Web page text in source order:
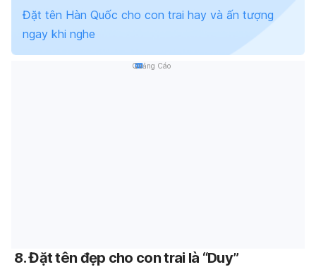
Đặt tên Hàn Quốc cho con trai hay và ấn tượng
ngay khi nghe
Quảng Cáo
8.Đặt tên đẹp cho con trai là “Duy”